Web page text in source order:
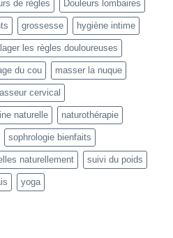
de règles Douleurs lombaires
grossesse hygiène intime
les règles douloureuses
du cou masser la nuque
cervical
naturelle naturothérapie
sophrologie bienfaits
naturellement suivi du poids
yoga